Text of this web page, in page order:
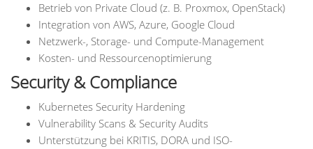
Betrieb von Private Cloud (z. B. Proxmox, OpenStack)
Integration von AWS, Azure, Google Cloud
Netzwerk-, Storage- und Compute-Management
Kosten- und Ressourcenoptimierung
Security & Compliance
Kubernetes Security Hardening
Vulnerability Scans & Security Audits
Unterstützung bei KRITIS, DORA und ISO-